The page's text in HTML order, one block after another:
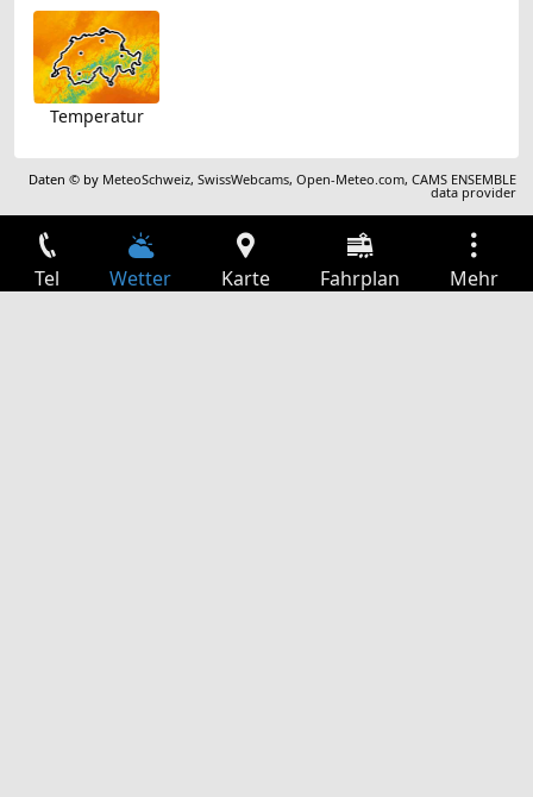
Temperatur
Daten © by MeteoSchweiz,SwissWebcams,Open-Meteo.com,CAMS ENSEMBLE
data provider
Tel Wetter Karte Fahrplan Mehr